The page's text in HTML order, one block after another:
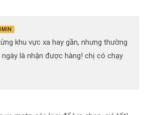
khu vực xa hay gần, nhưng thường
ngày là nhận được hàng! chị có chạy